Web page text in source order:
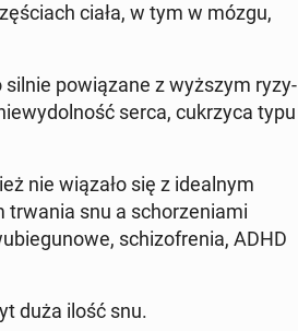
ciała, w tym w mózgu,
silnie po­wią­za­ne z wyższym ry­zy­
serca, cu­krzy­ca typu
nie wiązało się z ide­al­nym
trwania snu a scho­rze­nia­mi
schi­zo­fre­nia, ADHD
duża ilość snu.